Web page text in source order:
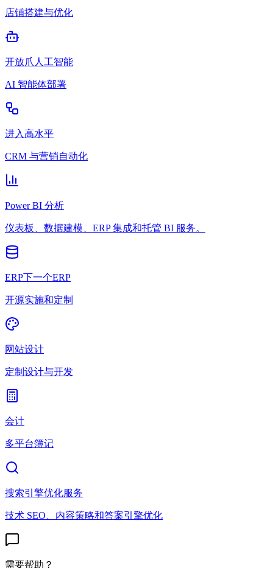
店铺搭建与优化
开放爪人工智能
AI 智能体部署
进入高水平
CRM 与营销自动化
Power BI 分析
仪表板、数据建模、ERP 集成和托管 BI 服务。
ERP下一个ERP
开源实施和定制
网站设计
定制设计与开发
会计
多平台簿记
搜索引擎优化服务
技术 SEO、内容策略和答案引擎优化
需要帮助？